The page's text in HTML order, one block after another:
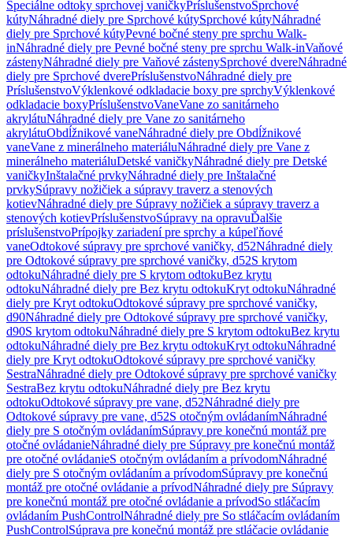
Špeciálne odtoky sprchovej vaničkyPríslušenstvoSprchové
kútyNáhradné diely pre Sprchové kútySprchové kútyNáhradné
diely pre Sprchové kútyPevné bočné steny pre sprchu Walk-
inNáhradné diely pre Pevné bočné steny pre sprchu Walk-inVaňové
zástenyNáhradné diely pre Vaňové zástenySprchové dvereNáhradné
diely pre Sprchové dverePríslušenstvoNáhradné diely pre
PríslušenstvoVýklenkové odkladacie boxy pre sprchyVýklenkové
odkladacie boxyPríslušenstvoVaneVane zo sanitárneho
akrylátuNáhradné diely pre Vane zo sanitárneho
akrylátuObdĺžnikové vaneNáhradné diely pre Obdĺžnikové
vaneVane z minerálneho materiáluNáhradné diely pre Vane z
minerálneho materiáluDetské vaničkyNáhradné diely pre Detské
vaničkyInštalačné prvkyNáhradné diely pre Inštalačné
prvkySúpravy nožičiek a súpravy traverz a stenových
kotievNáhradné diely pre Súpravy nožičiek a súpravy traverz a
stenových kotievPríslušenstvoSúpravy na opravuĎalšie
príslušenstvoPrípojky zariadení pre sprchy a kúpeľňové
vaneOdtokové súpravy pre sprchové vaničky, d52Náhradné diely
pre Odtokové súpravy pre sprchové vaničky, d52S krytom
odtokuNáhradné diely pre S krytom odtokuBez krytu
odtokuNáhradné diely pre Bez krytu odtokuKryt odtokuNáhradné
diely pre Kryt odtokuOdtokové súpravy pre sprchové vaničky,
d90Náhradné diely pre Odtokové súpravy pre sprchové vaničky,
d90S krytom odtokuNáhradné diely pre S krytom odtokuBez krytu
odtokuNáhradné diely pre Bez krytu odtokuKryt odtokuNáhradné
diely pre Kryt odtokuOdtokové súpravy pre sprchové vaničky
SestraNáhradné diely pre Odtokové súpravy pre sprchové vaničky
SestraBez krytu odtokuNáhradné diely pre Bez krytu
odtokuOdtokové súpravy pre vane, d52Náhradné diely pre
Odtokové súpravy pre vane, d52S otočným ovládanímNáhradné
diely pre S otočným ovládanímSúpravy pre konečnú montáž pre
otočné ovládanieNáhradné diely pre Súpravy pre konečnú montáž
pre otočné ovládanieS otočným ovládaním a prívodomNáhradné
diely pre S otočným ovládaním a prívodomSúpravy pre konečnú
montáž pre otočné ovládanie a prívodNáhradné diely pre Súpravy
pre konečnú montáž pre otočné ovládanie a prívodSo stláčacím
ovládaním PushControlNáhradné diely pre So stláčacím ovládaním
PushControlSúprava pre konečnú montáž pre stláčacie ovládanie